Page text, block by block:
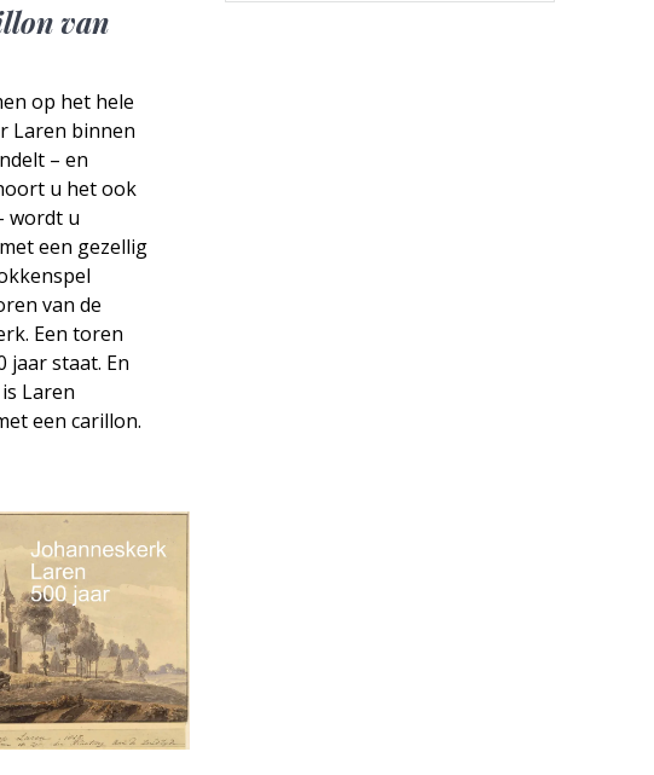
van
op het hele
Laren binnen
– en
u het ook
wordt u
een gezellig
van de
Een toren
jaar staat. En
Laren
een carillon.